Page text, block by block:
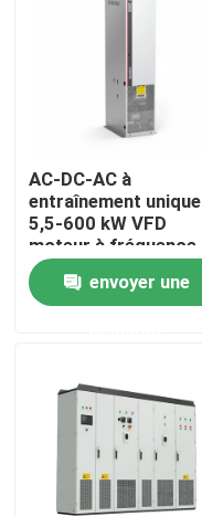
À la maison
Produits
À propos de nous
Visite de l'usine
AC-DC-AC à
entraînement unique
5,5-600 kW VFD
moteur à fréquence
variable pour le
envoyer une